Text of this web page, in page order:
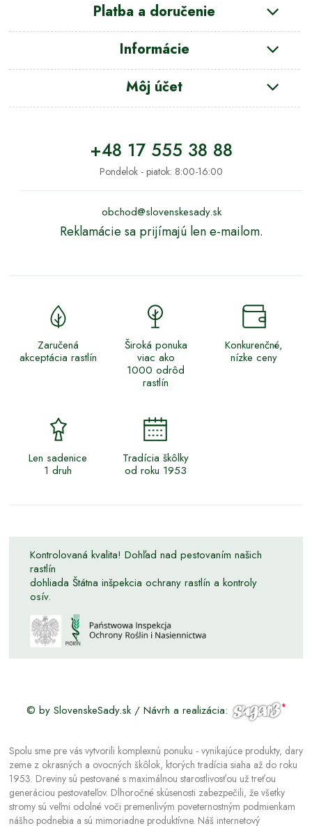
Platba a doručenie
Informácie
Môj účet
+48 17 555 38 88
Pondelok - piatok: 8:00-16:00
obchod@slovenskesady.sk
Reklamácie sa prijímajú len e-mailom.
Zaručená
akceptácia rastlín
Široká ponuka
viac ako
1000 odrôd
rastlín
Konkurenčné,
nízke ceny
Len sadenice
1 druh
Tradícia škôlky
od roku 1953
Kontrolovaná kvalita! Dohľad nad pestovaním našich
rastlín
dohliada Štátna inšpekcia ochrany rastlín a kontroly
osív.
© by SlovenskeSady.sk / Návrh a realizácia:
Spolu sme pre vás vytvorili komplexnú ponuku - vynikajúce produkty, dary
zeme z okrasných a ovocných škôlok, ktorých tradícia siaha až do roku
1953. Dreviny sú pestované s maximálnou starostlivosťou už treťou
generáciou pestovateľov. Dlhoročné skúsenosti zabezpečili, že všetky
stromy sú veľmi odolné voči premenlivým poveternostným podmienkam
nášho podnebia a sú mimoriadne produktívne. Náš internetový